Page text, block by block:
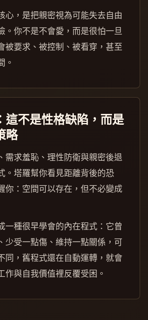
心，是把親密視為可能失去自由
。你不是不會愛，而是很怕一旦
被要求、被控制、被看穿，甚至
。
這不是性格缺陷，而是
略
需求羞恥、理性防衛與親密後退
。塔羅幫你看見距離背後的恐
你：空間可以存在，但不必變成
一種很早學會的內在程式：它曾
少受一點傷、維持一點關係，可
同，舊程式還在自動運轉，就會
作與自我價值裡反覆受困。